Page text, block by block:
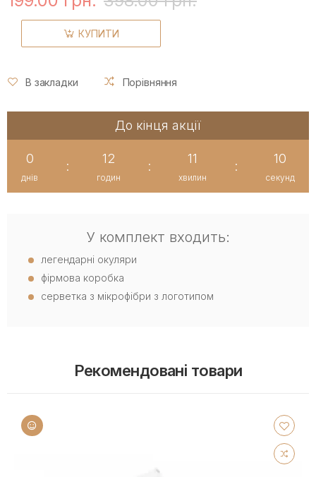
КУПИТИ
В закладки Порівняння
До кінця акції
0
днів
:
12
годин
:
11
хвилин
:
10
секунд
У комплект входить:
легендарні окуляри
фірмова коробка
серветка з мікрофібри з логотипом
Рекомендовані товари